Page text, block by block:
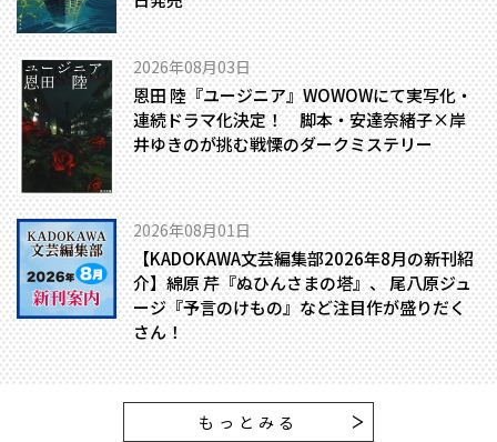
2026年08月03日
恩田 陸『ユージニア』WOWOWにて実写化・
連続ドラマ化決定！ 脚本・安達奈緒子×岸
井ゆきのが挑む戦慄のダークミステリー
2026年08月01日
【KADOKAWA文芸編集部2026年8月の新刊紹
介】綿原 芹『ぬひんさまの塔』、 尾八原ジュ
ージ『予言のけもの』など注目作が盛りだく
さん！
もっとみる